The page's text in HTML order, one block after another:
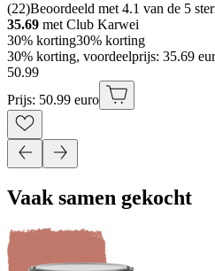
(22)Beoordeeld met 4.1 van de 5
35.69 met Club Karwei
30% korting30% korting
30% korting, voordeelprijs: 35.69
50.99
Prijs: 50.99 euro
Vaak samen gekocht